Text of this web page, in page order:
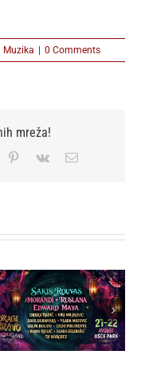
Muzika 0 Comments
mreža!
Pinterest
Vk Email
ZEMUN FEST: JOŠ
SAMO SUTRA 50
ODSTO POPUSTA:
Obezbedite Early
Bird ulaznice po